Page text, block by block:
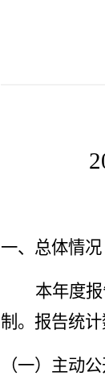
一、总体情况
本年度
制。报告统
（一）主动